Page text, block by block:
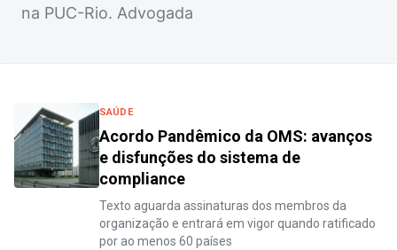
na PUC-Rio. Advogada
SAÚDE
Acordo Pandêmico da OMS: avanços
e disfunções do sistema de
compliance
Texto aguarda assinaturas dos membros da
organização e entrará em vigor quando ratificado
por ao menos 60 países